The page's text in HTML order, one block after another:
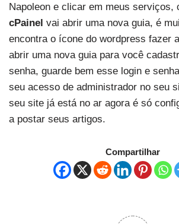
Napoleon e clicar em meus serviços,
cPainel vai abrir uma nova guia, é
encontra o ícone do wordpress fazer
abrir uma nova guia para você
senha, guarde bem esse login e
seu acesso de administrador no seu
seu site já está no ar agora é só
a postar seus artigos.
Compartilhar